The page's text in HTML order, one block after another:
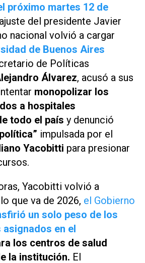
próximo martes 12 de
del presidente Javier
nacional volvió a cargar
de Buenos Aires
de Políticas
Álvarez, acusó a sus
monopolizar los
a hospitales
todo el país y denunció
impulsada por el
Yacobitti para presionar
Yacobitti volvió a
que va de 2026, el Gobierno
un solo peso de los
asignados en el
los centros de salud
la institución. El